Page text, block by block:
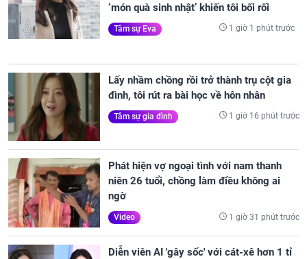
‘món quà sinh nhật’ khiến tôi bối rối
Tâm sự Eva 1 giờ 1 phút trước
Lấy nhầm chồng rồi trở thành trụ cột gia
đình, tôi rút ra bài học về hôn nhân
Tâm sự gia đình 1 giờ 16 phút trước
Phát hiện vợ ngoại tình với nam thanh
niên 26 tuổi, chồng làm điều không ai
ngờ
Video 1 giờ 31 phút trước
Diễn viên AI 'gây sốc' với cát-xê hơn 1 tỉ